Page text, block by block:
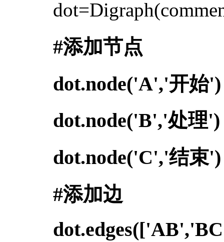
#添加节点
dot.node('A','开始')
dot.node('B','处理')
dot.node('C','结束')
#添加边